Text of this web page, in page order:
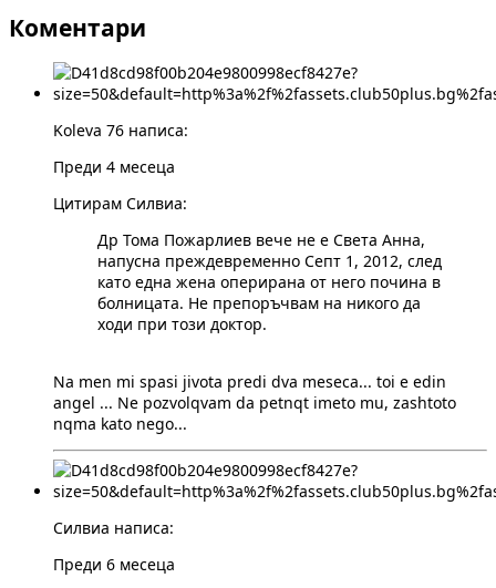
Коментари
Koleva 76 написа:
Преди 4 месеца
Цитирам Силвиа:
Др Тома Пожарлиев вече не е Света Анна,
напусна преждевременно Септ 1, 2012, след
като една жена оперирана от него почина в
болницата. Не препоръчвам на никого да
ходи при този доктор.
Na men mi spasi jivota predi dva meseca... toi e edin
angel ... Ne pozvolqvam da petnqt imeto mu, zashtoto
nqma kato nego...
Силвиа написа:
Преди 6 месеца